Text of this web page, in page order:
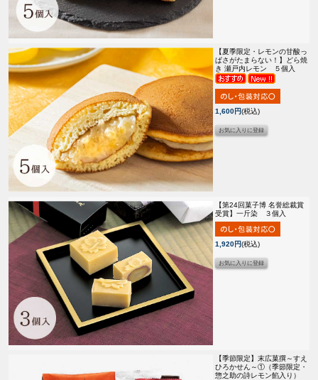
【夏季限定・レモンの甘酸っ
ぱさがたまらない！】 どら焼
き 瀬戸内レモン ５個入
1,600円(税込)
【第24回菓子博 名誉総裁賞
受賞】 一斤染 ３個入
1,920円(税込)
【季節限定】 末広菓撰～すえ
ひろかせん～①（季節限定・
惣之助の詩レモン餡入り）